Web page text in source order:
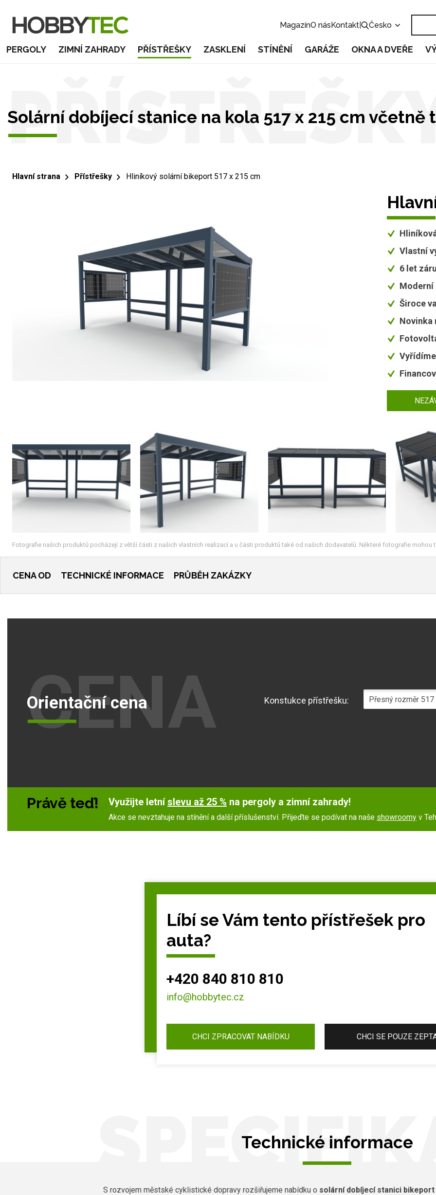
MagazínO násKontakt Česko
PERGOLY ZIMNÍ ZAHRADY PŘÍSTŘEŠKY ZASKLENÍ STÍNĚNÍ GARÁŽE OKNA A DVEŘE
Solární dobíjecí stanice na kola 517 x 215 cm včetně
Hlavní strana Přístřešky Hliníkový solární bikeport 517 x 215 cm
Vlastní
6 let
Moderní
Široce
Novinka
Fotografie našich produktů pocházejí z větší části z našich vlastních realizací a u části produktů také od našich dodavatelů. Některé fotografie mohou
CENA OD TECHNICKÉ INFORMACE PRŮBĚH ZAKÁZKY
CENA
Orientační cena Konstukce přístřešku:
Právě teď! Využijte letníslevu až 25 % na pergoly a zimní zahrady!
Akce se nevztahuje na stínění a další příslušenství. Přijeďte se podívat na naše showroomy v
Líbí se Vám tento přístřešek pro
auta?
+420 840 810 810
info@hobbytec.cz
CHCI ZPRACOVAT NABÍDKU CHCI SE POUZE
Technické informace
S rozvojem městské cyklistické dopravy rozšiřujeme nabídku o solární dobíjecí stanici bikeport